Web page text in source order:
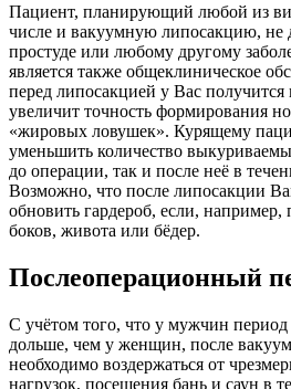
Пациент, планирующий любой из
числе и вакуумную липосакцию, не
простуде или любому другому
является также общеклиническое
перед липосакцией у Вас получится
увеличит точность формирования
«жировых ловушек». Курящему
уменьшить количество
до операции, так и после неё в
Возможно, что после липосакции
обновить гардероб, если, например,
боков, живота или бёдер.
Послеоперационный
С учётом того, что у мужчин период
дольше, чем у женщин, после
необходимо воздержаться от
нагрузок, посещения бань и саун в